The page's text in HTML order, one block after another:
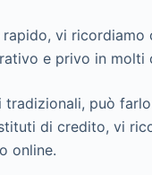
vi ricordiamo
e privo in molti
può
di credito, vi
online.